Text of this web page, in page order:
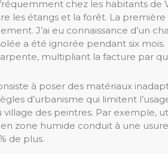
chez les habitants de
les étangs et la forêt. La
J’ai eu connaissance d’un
a été ignorée pendant six
multipliant la facture par
à poser des matériaux
d’urbanisme qui limitent
des peintres. Par exemple,
zone humide conduit à une
de plus.